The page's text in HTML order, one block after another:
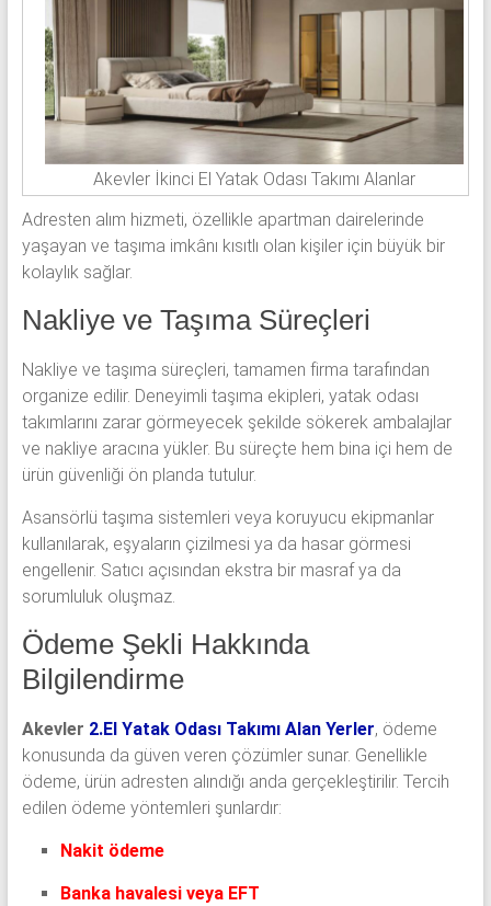
Akevler İkinci El Yatak Odası Takımı Alanlar
Adresten alım hizmeti, özellikle apartman dairelerinde
yaşayan ve taşıma imkânı kısıtlı olan kişiler için büyük bir
kolaylık sağlar.
Nakliye ve Taşıma Süreçleri
Nakliye ve taşıma süreçleri, tamamen firma tarafından
organize edilir. Deneyimli taşıma ekipleri, yatak odası
takımlarını zarar görmeyecek şekilde sökerek ambalajlar
ve nakliye aracına yükler. Bu süreçte hem bina içi hem de
ürün güvenliği ön planda tutulur.
Asansörlü taşıma sistemleri veya koruyucu ekipmanlar
kullanılarak, eşyaların çizilmesi ya da hasar görmesi
engellenir. Satıcı açısından ekstra bir masraf ya da
sorumluluk oluşmaz.
Ödeme Şekli Hakkında
Bilgilendirme
Akevler 2.El Yatak Odası Takımı Alan Yerler, ödeme
konusunda da güven veren çözümler sunar. Genellikle
ödeme, ürün adresten alındığı anda gerçekleştirilir. Tercih
edilen ödeme yöntemleri şunlardır:
Nakit ödeme
Banka havalesi veya EFT